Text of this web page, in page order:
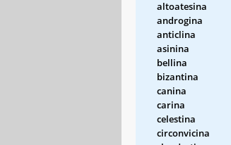
altoatesina
androgina
anticlina
asinina
bellina
bizantina
canina
carina
celestina
circonvicina